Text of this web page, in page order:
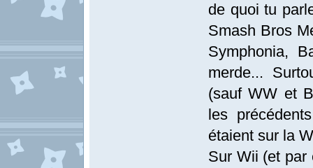
de quoi tu
Smash Bros
Symphonia,
merde...
(sauf WW et
les
étaient sur la
Sur Wii (et par